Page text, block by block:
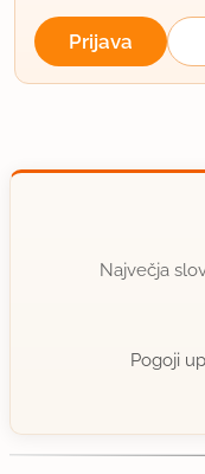
Prijava
Največja
Pogoji